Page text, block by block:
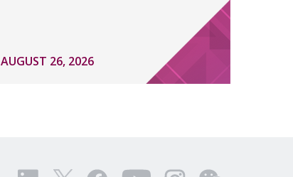
AUGUST 26, 2026